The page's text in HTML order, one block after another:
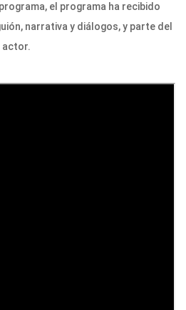
el programa ha recibido
narrativa y diálogos, y parte del
actor.